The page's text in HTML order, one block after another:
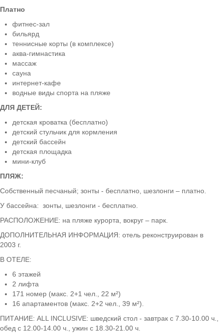
Платно
фитнес-зал
бильярд
теннисные корты (в комплексе)
аква-гимнастика
массаж
сауна
интернет-кафе
водные виды спорта на пляже
ДЛЯ ДЕТЕЙ:
детская кроватка (бесплатно)
детский стульчик для кормления
детский бассейн
детская площадка
мини-клуб
ПЛЯЖ:
Собственный песчаный; зонты - бесплатно, шезлонги – платно.
У бассейна: зонты, шезлонги - бесплатно.
РАСПОЛОЖЕНИЕ: на пляже курорта, вокруг – парк.
ДОПОЛНИТЕЛЬНАЯ ИНФОРМАЦИЯ: отель реконструирован в
2003 г.
В ОТЕЛЕ:
6 этажей
2 лифта
171 номер (макс. 2+1 чел., 22 м²)
16 апартаментов (макс. 2+2 чел., 39 м²).
ПИТАНИЕ: ALL INCLUSIVE: шведский стол - завтрак с 7.30-10.00 ч.,
обед с 12.00-14.00 ч., ужин с 18.30-21.00 ч.